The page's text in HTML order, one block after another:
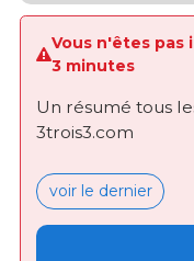
Vous n'êtes pas
3 minutes
Un résumé tous
3trois3.com
voir le dernier